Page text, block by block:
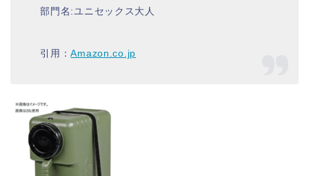
部門名:ユニセックス大人
引用：Amazon.co.jp